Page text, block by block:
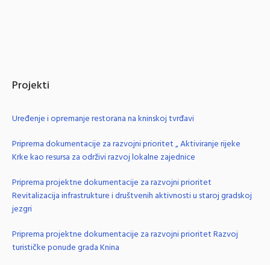
Projekti
Uređenje i opremanje restorana na kninskoj tvrđavi
Priprema dokumentacije za razvojni prioritet „ Aktiviranje rijeke
Krke kao resursa za održivi razvoj lokalne zajednice
Priprema projektne dokumentacije za razvojni prioritet
Revitalizacija infrastrukture i društvenih aktivnosti u staroj gradskoj
jezgri
Priprema projektne dokumentacije za razvojni prioritet Razvoj
turističke ponude grada Knina